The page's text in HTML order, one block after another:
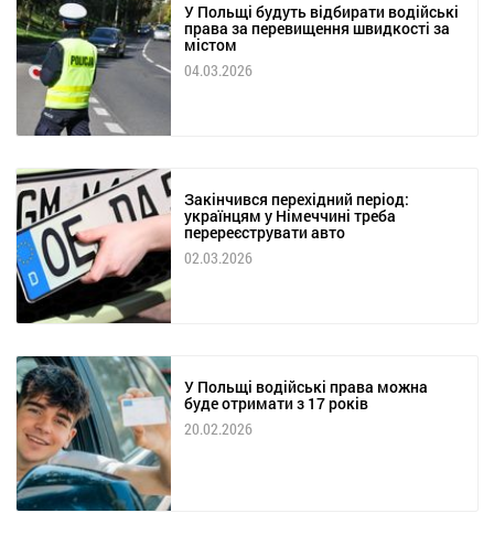
У Польщі будуть відбирати водійські
права за перевищення швидкості за
містом
04.03.2026
Закінчився перехідний період:
українцям у Німеччині треба
перереєструвати авто
02.03.2026
У Польщі водійські права можна
буде отримати з 17 років
20.02.2026